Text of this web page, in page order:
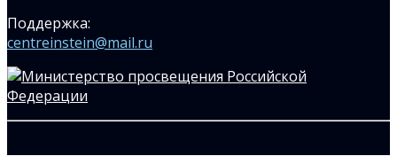
Поддержка:
centreinstein@mail.ru